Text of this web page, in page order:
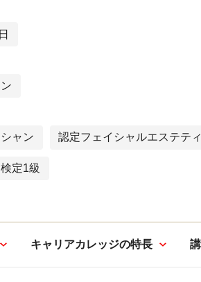
ャン 認定フェイシャルエステテ
定1級
キャリアカレッジの特長